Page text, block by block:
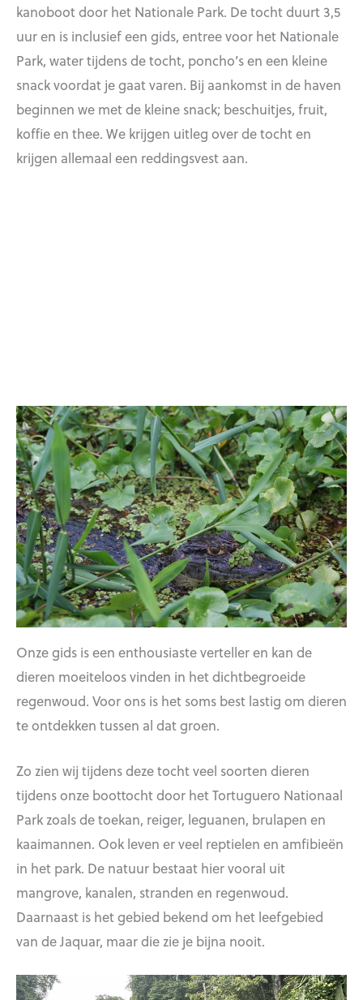
kanoboot door het Nationale Park. De tocht duurt 3,5
uur en is inclusief een gids, entree voor het Nationale
Park, water tijdens de tocht, poncho’s en een kleine
snack voordat je gaat varen. Bij aankomst in de haven
beginnen we met de kleine snack; beschuitjes, fruit,
koffie en thee. We krijgen uitleg over de tocht en
krijgen allemaal een reddingsvest aan.
Onze gids is een enthousiaste verteller en kan de
dieren moeiteloos vinden in het dichtbegroeide
regenwoud. Voor ons is het soms best lastig om dieren
te ontdekken tussen al dat groen.
Zo zien wij tijdens deze tocht veel soorten dieren
tijdens onze boottocht door het Tortuguero Nationaal
Park zoals de toekan, reiger, leguanen, brulapen en
kaaimannen. Ook leven er veel reptielen en amfibieën
in het park. De natuur bestaat hier vooral uit
mangrove, kanalen, stranden en regenwoud.
Daarnaast is het gebied bekend om het leefgebied
van de Jaquar, maar die zie je bijna nooit.